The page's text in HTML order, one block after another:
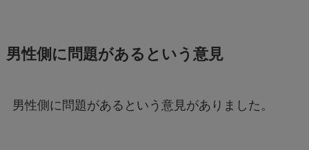
男性側に問題があるという意見
男性側に問題があるという意見がありました。